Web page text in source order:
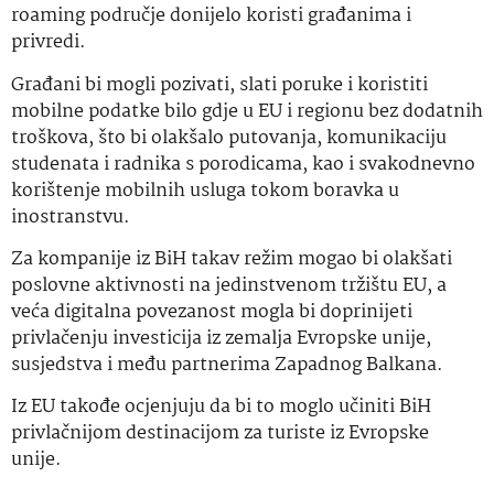
roaming područje donijelo koristi građanima i
privredi.
Građani bi mogli pozivati, slati poruke i koristiti
mobilne podatke bilo gdje u EU i regionu bez dodatnih
troškova, što bi olakšalo putovanja, komunikaciju
studenata i radnika s porodicama, kao i svakodnevno
korištenje mobilnih usluga tokom boravka u
inostranstvu.
Za kompanije iz BiH takav režim mogao bi olakšati
poslovne aktivnosti na jedinstvenom tržištu EU, a
veća digitalna povezanost mogla bi doprinijeti
privlačenju investicija iz zemalja Evropske unije,
susjedstva i među partnerima Zapadnog Balkana.
Iz EU takođe ocjenjuju da bi to moglo učiniti BiH
privlačnijom destinacijom za turiste iz Evropske
unije.